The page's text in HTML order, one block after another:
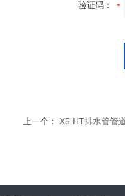
验证码：
上一个： X5-HT排水管管